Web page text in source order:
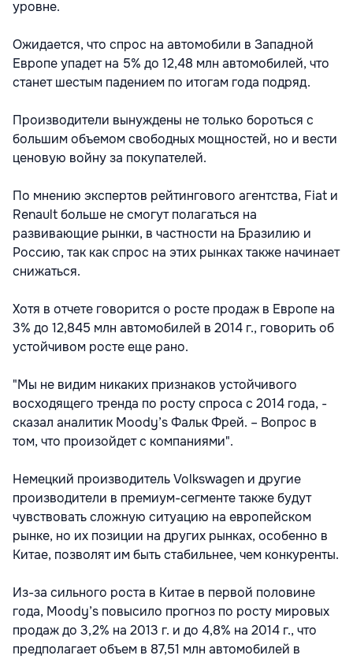
уровне.
Ожидается, что спрос на автомобили в Западной
Европе упадет на 5% до 12,48 млн автомобилей, что
станет шестым падением по итогам года подряд.
Производители вынуждены не только бороться с
большим объемом свободных мощностей, но и вести
ценовую войну за покупателей.
По мнению экспертов рейтингового агентства, Fiat и
Renault больше не смогут полагаться на
развивающие рынки, в частности на Бразилию и
Россию, так как спрос на этих рынках также начинает
снижаться.
Хотя в отчете говорится о росте продаж в Европе на
3% до 12,845 млн автомобилей в 2014 г., говорить об
устойчивом росте еще рано.
"Мы не видим никаких признаков устойчивого
восходящего тренда по росту спроса с 2014 года, -
сказал аналитик Moody’s Фальк Фрей. – Вопрос в
том, что произойдет с компаниями".
Немецкий производитель Volkswagen и другие
производители в премиум-сегменте также будут
чувствовать сложную ситуацию на европейском
рынке, но их позиции на других рынках, особенно в
Китае, позволят им быть стабильнее, чем конкуренты.
Из-за сильного роста в Китае в первой половине
года, Moody’s повысило прогноз по росту мировых
продаж до 3,2% на 2013 г. и до 4,8% на 2014 г., что
предполагает объем в 87,51 млн автомобилей в